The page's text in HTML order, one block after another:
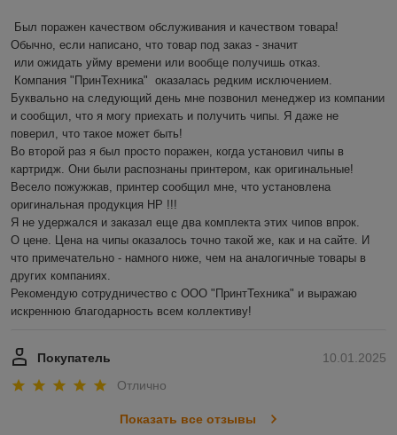
Был поражен качеством обслуживания и качеством товара!
Обычно, если написано, что товар под заказ - значит
Буквально на следующий день мне позвонил менеджер из компании
и сообщил, что я могу приехать и получить чипы. Я даже не
поверил, что такое может быть!
Во второй раз я был просто поражен, когда установил чипы в
картридж. Они были распознаны принтером, как оригинальные!
Весело пожужжав, принтер сообщил мне, что установлена
оригинальная продукция HP !!!
Я не удержался и заказал еще два комплекта этих чипов впрок.
О цене. Цена на чипы оказалось точно такой же, как и на сайте. И
что примечательно - намного ниже, чем на аналогичные товары в
других компаниях.
Рекомендую сотрудничество с ООО "ПринтТехника" и выражаю
искреннюю благодарность всем коллективу!
10.01.2025
Покупатель
Отлично
Показать все отзывы